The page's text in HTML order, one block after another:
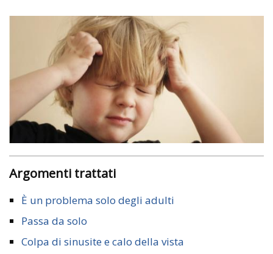
Argomenti trattati
È un problema solo degli adulti
Passa da solo
Colpa di sinusite e calo della vista